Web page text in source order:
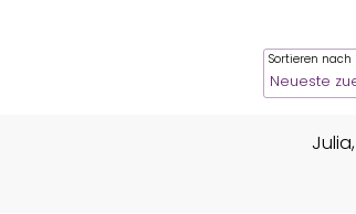
Sortieren nach
Julia,